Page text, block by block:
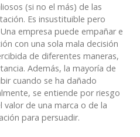
(si no el más) de las
Es insustituible pero
empresa puede empañar e
con una sola mala decisión
de diferentes maneras,
Además, la mayoría de
cuando se ha dañado
se entiende por riesgo
de una marca o de la
para persuadir.